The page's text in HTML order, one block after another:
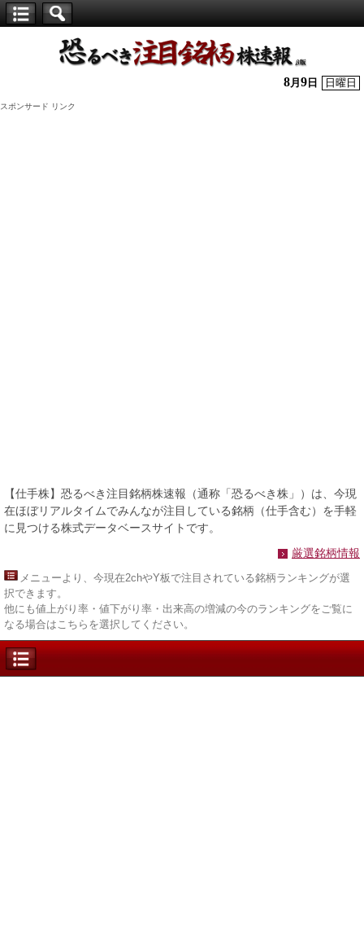
株】
8月 9 日 日曜日
スポンサード リンク
【仕手株】恐るべき注目銘柄株速報（通称「恐るべき株」）は、今現
在ほぼリアルタイムでみんなが注目している銘柄（仕手含む）を手軽
に見つける株式データベースサイトです。
厳選銘柄情報
メニューより、今現在2chやY板で注目されている銘柄ランキングが選
択できます。
他にも値上がり率・値下がり率・出来高の増減の今のランキングをご覧に
なる場合はこちらを選択してください。